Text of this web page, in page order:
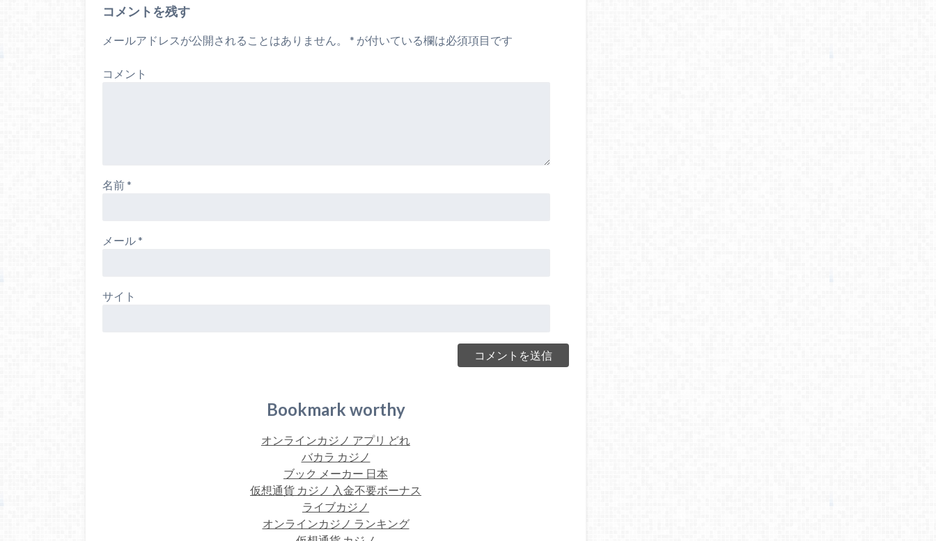
コメントを残す
メールアドレスが公開されることはありません。 * が付いている欄は必須項目です
コメント
名前*
メール*
サイト
Bookmark worthy
オンラインカジノ アプリ どれ
バカラ カジノ
ブック メーカー 日本
仮想通貨 カジノ 入金不要ボーナス
ライブカジノ
オンラインカジノ ランキング